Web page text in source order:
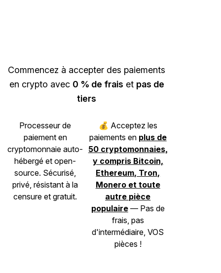
Commencez à accepter des paiements
en crypto avec 0 % de frais et pas de
tiers
Processeur de
paiement en
cryptomonnaie auto-
hébergé et open-
source. Sécurisé,
privé, résistant à la
censure et gratuit.
💰 Acceptez les
paiements en plus de
50 cryptomonnaies,
y compris Bitcoin,
Ethereum, Tron,
Monero et toute
autre pièce
populaire— Pas de
frais, pas
d'intermédiaire, VOS
pièces !